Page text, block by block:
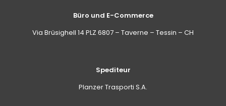
Büro und E-Commerce
Via Brüsighell 14 PLZ 6807 – Taverne – Tessin – CH
Spediteur
Planzer Trasporti S.A.